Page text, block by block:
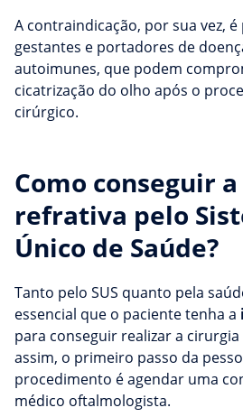
A contraindicação, por sua vez,
gestantes e portadores de
autoimunes, que podem
cicatrização do olho após o
cirúrgico.
Como conseguir
refrativa pelo
Único de Saúde?
Tanto pelo SUS quanto pela
essencial que o paciente tenha a
para conseguir realizar a
assim, o primeiro passo da
procedimento é agendar uma
médico oftalmologista.